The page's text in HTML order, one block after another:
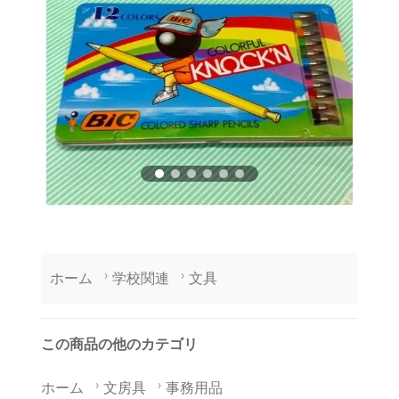
ホーム 学校関連 文具
この商品の他のカテゴリ
ホーム 文房具 事務用品